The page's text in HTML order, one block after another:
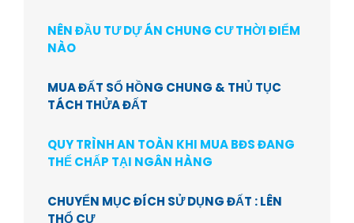
NÊN ĐẦU TƯ DỰ ÁN CHUNG CƯ THỜI ĐIỂM
NÀO
MUA ĐẤT SỔ HỒNG CHUNG & THỦ TỤC
TÁCH THỬA ĐẤT
QUY TRÌNH AN TOÀN KHI MUA BĐS ĐANG
THẾ CHẤP TẠI NGÂN HÀNG
CHUYỂN MỤC ĐÍCH SỬ DỤNG ĐẤT : LÊN
THỔ CƯ